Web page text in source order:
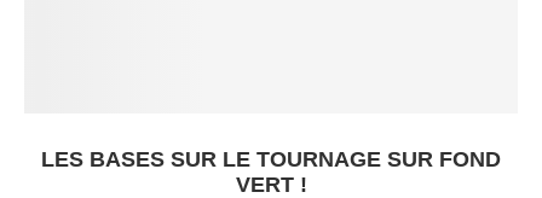
LES BASES SUR LE TOURNAGE SUR FOND
VERT !